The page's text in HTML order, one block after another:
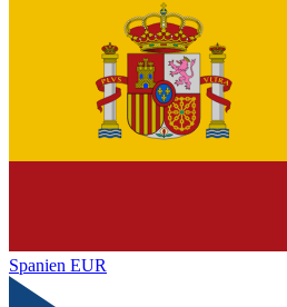
Spanien EUR